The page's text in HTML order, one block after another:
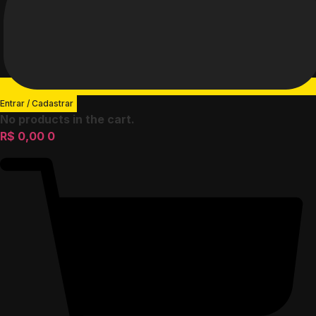
Entrar / Cadastrar
No products in the cart.
R$ 0,00 0